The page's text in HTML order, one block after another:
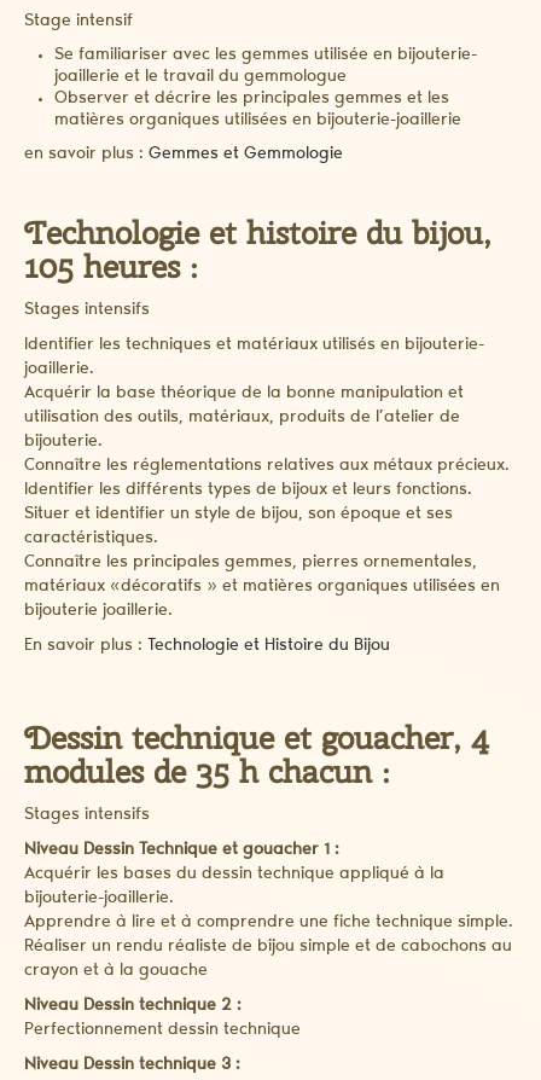
Stage intensif
Se familiariser avec les gemmes utilisée en bijouterie-
joaillerie et le travail du gemmologue
Observer et décrire les principales gemmes et les
matières organiques utilisées en bijouterie-joaillerie
en savoir plus : Gemmes et Gemmologie
Technologie et histoire du bijou,
105 heures :
Stages intensifs
Identifier les techniques et matériaux utilisés en bijouterie-
joaillerie.
Acquérir la base théorique de la bonne manipulation et
utilisation des outils, matériaux, produits de l’atelier de
bijouterie.
Connaître les réglementations relatives aux métaux précieux.
Identifier les différents types de bijoux et leurs fonctions.
Situer et identifier un style de bijou, son époque et ses
caractéristiques.
Connaître les principales gemmes, pierres ornementales,
matériaux «décoratifs » et matières organiques utilisées en
bijouterie joaillerie.
En savoir plus : Technologie et Histoire du Bijou
Dessin technique et gouacher, 4
modules de 35 h chacun :
Stages intensifs
Niveau Dessin Technique et gouacher 1 :
Acquérir les bases du dessin technique appliqué à la
bijouterie-joaillerie.
Apprendre à lire et à comprendre une fiche technique simple.
Réaliser un rendu réaliste de bijou simple et de cabochons au
crayon et à la gouache
Niveau Dessin technique 2 :
Perfectionnement dessin technique
Niveau Dessin technique 3 :